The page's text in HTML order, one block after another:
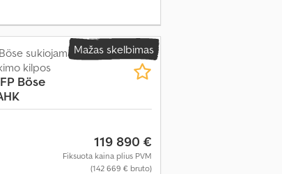
Mažas skelbimas
sukiojama
kilpos
Böse
119 890 €
Fiksuota kaina plius PVM
(142 669 € bruto)